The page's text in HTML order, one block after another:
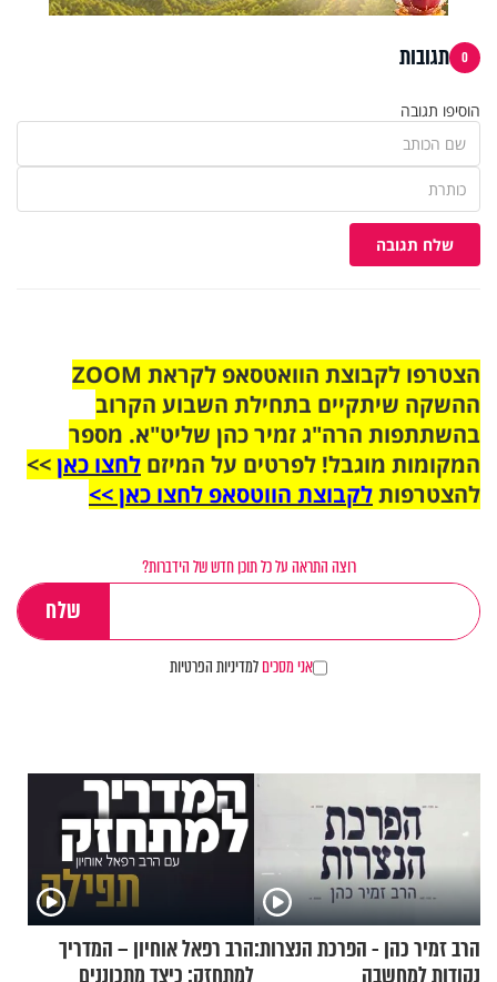
0 תגובות
הוסיפו תגובה
שלח תגובה
הצטרפו לקבוצת הוואטסאפ לקראת ZOOM
ההשקה שיתקיים בתחילת השבוע הקרוב
בהשתתפות הרה"ג זמיר כהן שליט"א. מספר
המקומות מוגבל! לפרטים על המיזם לחצו כאן>>
להצטרפותלקבוצת הווטסאפ לחצו כאן >>
רוצה התראה על כל תוכן חדש של הידברות?
אני מסכיםלמדיניות הפרטיות
הרב זמיר כהן - הפרכת הנצרות:
נקודות למחשבה
הרב רפאל אוחיון – המדריך
למתחזק: כיצד מתכוננים